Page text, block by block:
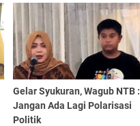
Gelar Syukuran, Wagub NTB :
Jangan Ada Lagi Polarisasi
Politik